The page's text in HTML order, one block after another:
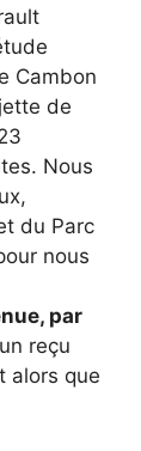
Cambon
de
Nous
du Parc
nous
par
reçu
alors que